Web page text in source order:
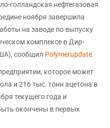
голландская нефтегазовая
ноября завершила
на заводе по выпуску
комплексе в Дир-
сообщил Polymerupdate.
которое может
и 216 тыс. тонн ацетона в
текущего года и
окончены в первых